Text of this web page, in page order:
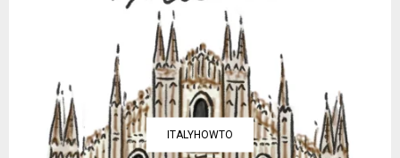
ITALYHOWTO